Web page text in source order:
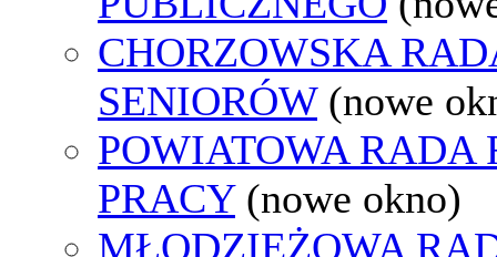
CHORZOWSKA
SENIORÓW (nowe
POWIATOWA RADA
PRACY (nowe okno)
MŁODZIEŻOWA